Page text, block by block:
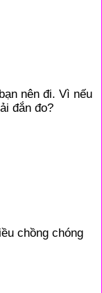
nên đi. Vì nếu
đắn đo?
chồng chóng